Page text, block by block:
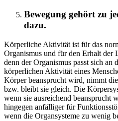
Bewegung gehört zu
dazu.
Körperliche Aktivität ist für das
Organismus und für den Erhalt der
denn der Organismus passt sich
körperlichen Aktivität eines
Körper beansprucht wird, nimmt
bzw. bleibt sie gleich. Die
wenn sie ausreichend beansprucht
hingegen anfälliger für
wenn die Organsysteme zu wenig